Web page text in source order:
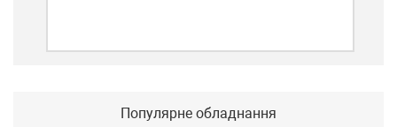
Популярне обладнання